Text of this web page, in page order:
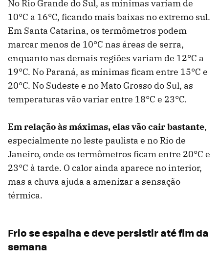
No Rio Grande do Sul, as mínimas variam de
10°C a 16°C, ficando mais baixas no extremo sul.
Em Santa Catarina, os termômetros podem
marcar menos de 10°C nas áreas de serra,
enquanto nas demais regiões variam de 12°C a
19°C. No Paraná, as mínimas ficam entre 15°C e
20°C. No Sudeste e no Mato Grosso do Sul, as
temperaturas vão variar entre 18°C e 23°C.
Em relação às máximas, elas vão cair bastante,
especialmente no leste paulista e no Rio de
Janeiro, onde os termômetros ficam entre 20°C e
23°C à tarde. O calor ainda aparece no interior,
mas a chuva ajuda a amenizar a sensação
térmica.
Frio se espalha e deve persistir até fim da
semana